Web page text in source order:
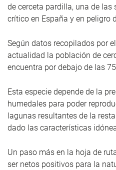
de cerceta pardilla, una de las
crítico en España y en peligro
Según datos recopilados por
actualidad la población de
encuentra por debajo de las
Esta especie depende de la
humedales para poder
lagunas resultantes de la
dado las características
Un paso más en la hoja de
ser netos positivos para la